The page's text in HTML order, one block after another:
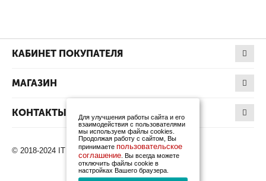
КАБИНЕТ ПОКУПАТЕЛЯ
МАГАЗИН
КОНТАКТЫ
© 2018-2024 IT Products. Все права защищены.
Для улучшения работы сайта и его
взаимодействия с пользователями
мы используем файлы cookies.
Продолжая работу с сайтом, Вы
принимаете пользовательское
соглашение . Вы всегда можете
отключить файлы cookie в
настройках Вашего браузера.